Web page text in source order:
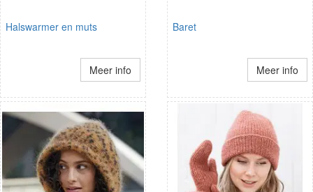
Halswarmer en muts
Meer info
Baret
Meer info